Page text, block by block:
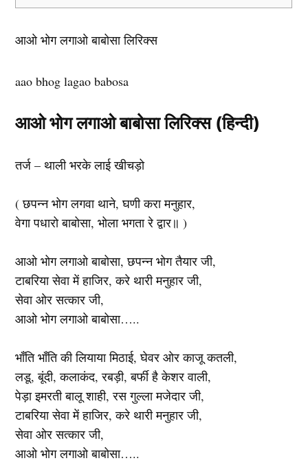
आओ भोग लगाओ बाबोसा लिरिक्स
aao bhog lagao babosa
आओ भोग लगाओ बाबोसा लिरिक्स (हिन्दी)
तर्ज – थाली भरके लाई खीचड़ो
( छपन्न भोग लगवा थाने, घणी करा मनुहार,
वेगा पधारो बाबोसा, भोला भगता रे द्वार॥ )
आओ भोग लगाओ बाबोसा, छपन्न भोग तैयार जी,
टाबरिया सेवा में हाजिर, करे थारी मनुहार जी,
सेवा ओर सत्कार जी,
आओ भोग लगाओ बाबोसा…..
भाँति भाँति की लियाया मिठाई, घेवर ओर काजू कतली,
लडू, बूंदी, कलाकंद, रबड़ी, बर्फी है केशर वाली,
पेड़ा इमरती बालू शाही, रस गुल्ला मजेदार जी,
टाबरिया सेवा में हाजिर, करे थारी मनुहार जी,
सेवा ओर सत्कार जी,
आओ भोग लगाओ बाबोसा…..